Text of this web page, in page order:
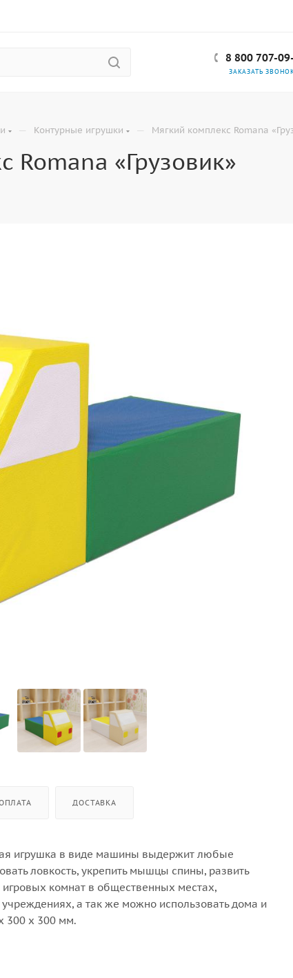
8 800 707-
ЗАКАЗАТЬ
— Контурные игрушки — Мягкий комплекс Romana
Romana «Грузовик»
ДОСТАВКА
игрушка в виде машины выдержит любые
ловкость, укрепить мышцы спины, развить
комнат в общественных местах,
а так же можно использовать дома и
300 х 300 мм.